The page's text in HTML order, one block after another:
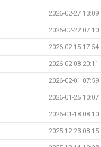
2026-02-27 13:09
2026-02-22 07:10
2026-02-15 17:54
2026-02-08 20:11
2026-02-01 07:59
2026-01-25 10:07
2026-01-18 08:10
2025-12-23 08:15